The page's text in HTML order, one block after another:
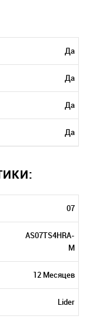
Да
Да
Да
Да
07
AS07TS4HRA-
M
12 Месяцев
Lider